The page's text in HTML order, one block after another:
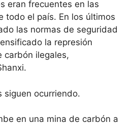
eran frecuentes en las
todo el país. En los últimos
las normas de seguridad
la represión
carbón ilegales,
siguen ocurriendo.
en una mina de carbón a